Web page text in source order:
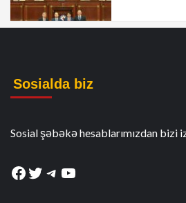
Sosialda biz
Sosial şəbəkə hesablarımızdan bizi
Facebook
Twitter
Telegram
YouTube